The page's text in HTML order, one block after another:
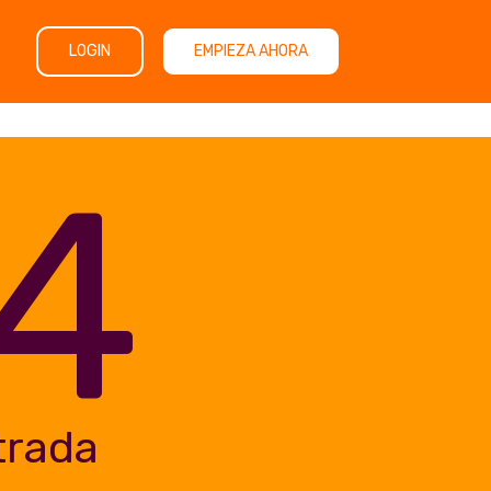
LOGIN EMPIEZA AHORA